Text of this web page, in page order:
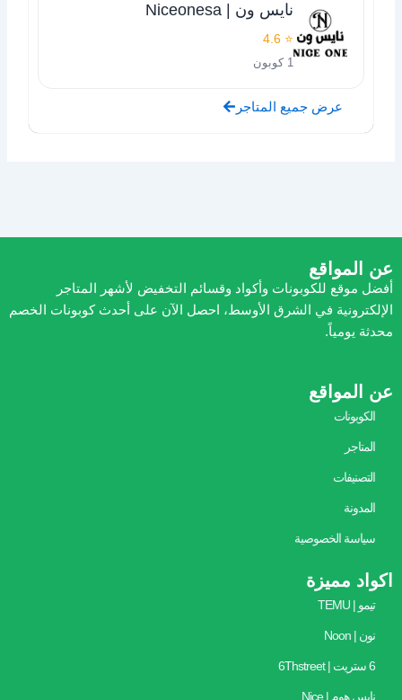
نايس ون | Niceonesa
⭐ 4.6
1 كوبون
عرض جميع المتاجر
عن المواقع
أفضل موقع للكوبونات وأكواد وقسائم التخفيض لأشهر المتاجر
الإلكترونية في الشرق الأوسط، احصل الآن على أحدث كوبونات الخصم
محدثة يومياً.
عن المواقع
الكوبونات
المتاجر
التصنيفات
المدونة
سياسة الخصوصية
اكواد مميزة
تيمو | TEMU
نون | Noon
6 ستريت | 6Thstreet
نايس هوم | Nice